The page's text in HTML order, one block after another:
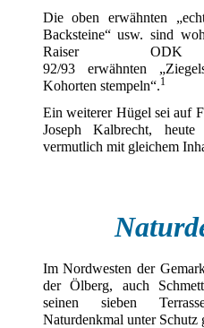
Die oben erwähnten
Backsteine“ usw. sind
Raiser
92/93 erwähnten
Kohorten stempeln“.1
Ein weiterer Hügel sei auf
Joseph Kalbrecht,
vermutlich mit gleichem
Im Nordwesten der
der Ölberg, auch
seinen sieben
Naturdenkmal unter Schutz